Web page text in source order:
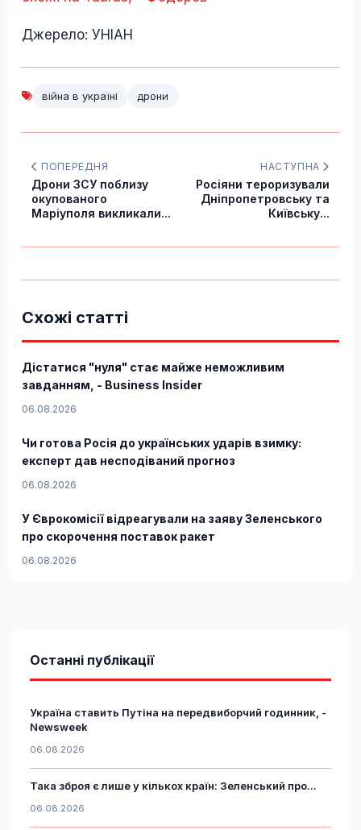
Джерело: УНІАН
війна в україні дрони
ПОПЕРЕДНЯ
Дрони ЗСУ поблизу
окупованого
Маріуполя викликали...
НАСТУПНА
Росіяни тероризували
Дніпропетровську та
Київську...
Схожі статті
Дістатися "нуля" стає майже неможливим
завданням, - Business Insider
06.08.2026
Чи готова Росія до українських ударів взимку:
експерт дав несподіваний прогноз
06.08.2026
У Єврокомісії відреагували на заяву Зеленського
про скорочення поставок ракет
06.08.2026
Останні публікації
Україна ставить Путіна на передвиборчий годинник, -
Newsweek
06.08.2026
Така зброя є лише у кількох країн: Зеленський про...
06.08.2026